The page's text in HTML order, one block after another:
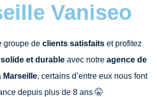
Vaniseo
groupe de clients satisfaits et profitez
et durable avec notre agence de
Marseille, certains d’entre eux nous font
depuis plus de 8 ans 🤫